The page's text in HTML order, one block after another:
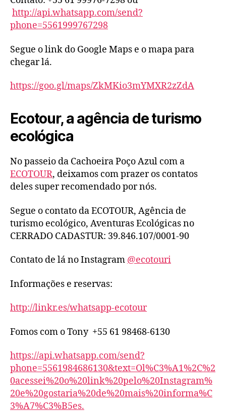
http://api.whatsapp.com/send?
phone=5561999767298
Segue o link do Google Maps e o mapa para
chegar lá.
https://goo.gl/maps/ZkMKio3mYMXR2zZdA
Ecotour, a agência de turismo
ecológica
No passeio da Cachoeira Poço Azul com a
ECOTOUR, deixamos com prazer os contatos
deles super recomendado por nós.
Segue o contato da ECOTOUR, Agência de
turismo ecológico, Aventuras Ecológicas no
CERRADO CADASTUR: 39.846.107/0001-90
Contato de lá no Instagram @ecotouri
Informações e reservas:
http://linkr.es/whatsapp-ecotour
Fomos com o Tony +55 61 98468-6130
https://api.whatsapp.com/send?
phone=5561984686130&text=Ol%C3%A1%2C%2
0acessei%20o%20link%20pelo%20Instagram%
20e%20gostaria%20de%20mais%20informa%C
3%A7%C3%B5es.